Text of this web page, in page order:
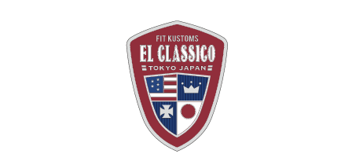
55 CHEVY HANDYMAN WAGON
56 BUICK SPECIAL * 565 *
56 CHEVY BEL-AIR * KOMO *
56 CHEVY BEL-AIR *SPARKLE 56